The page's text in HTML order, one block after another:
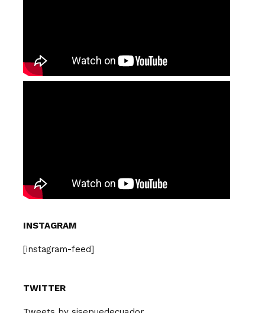
INSTAGRAM
[instagram-feed]
TWITTER